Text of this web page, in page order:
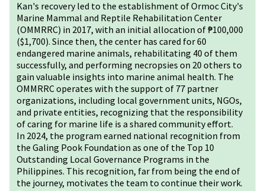
Kan's recovery led to the establishment of Ormoc City's
Marine Mammal and Reptile Rehabilitation Center
(OMMRRC) in 2017, with an initial allocation of ₱100,000
($1,700). Since then, the center has cared for 60
endangered marine animals, rehabilitating 40 of them
successfully, and performing necropsies on 20 others to
gain valuable insights into marine animal health. The
OMMRRC operates with the support of 77 partner
organizations, including local government units, NGOs,
and private entities, recognizing that the responsibility
of caring for marine life is a shared community effort.
In 2024, the program earned national recognition from
the Galing Pook Foundation as one of the Top 10
Outstanding Local Governance Programs in the
Philippines. This recognition, far from being the end of
the journey, motivates the team to continue their work.